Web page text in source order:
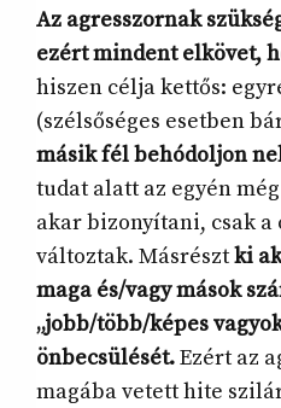
Az agresszornak
ezért mindent elkövet,
hiszen célja kettős:
(szélsőséges esetben
másik fél behódoljon
tudat alatt az egyén
akar bizonyítani, csak a
változtak. Másrésztki
maga és/vagy mások
„jobb/több/képes
önbecsülését.Ezért az
magába vetett hite